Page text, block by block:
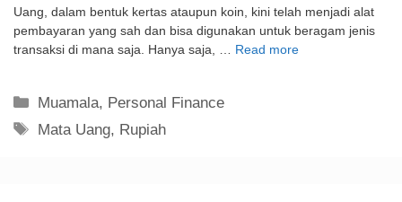
Uang, dalam bentuk kertas ataupun koin, kini telah menjadi alat
pembayaran yang sah dan bisa digunakan untuk beragam jenis
transaksi di mana saja. Hanya saja, …
Read more
Kategori
Muamala, Personal Finance
Tag
Mata Uang, Rupiah